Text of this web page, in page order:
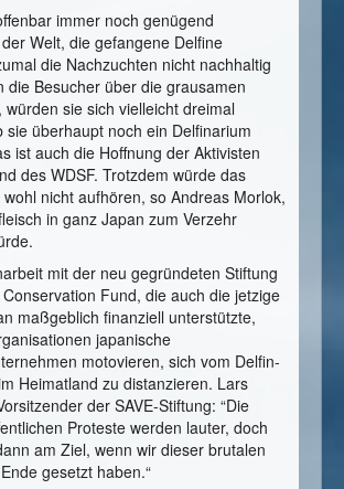
immer noch genügend
Welt, die gefangene Delfine
die Nachzuchten nicht nachhaltig
die Besucher über die grausamen
würden sie sich vielleicht dreimal
sie überhaupt noch ein Delfinarium
ist auch die Hoffnung der Aktivisten
des WDSF. Trotzdem würde das
nicht aufhören, so Andreas Morlok,
in ganz Japan zum Verzehr
mit der neu gegründeten Stiftung
Conservation Fund, die auch die jetzige
maßgeblich finanziell unterstützte,
japanische
motovieren, sich vom Delfin-
Heimatland zu distanzieren. Lars
der SAVE-Stiftung: “Die
Proteste werden lauter, doch
am Ziel, wenn wir dieser brutalen
gesetzt haben.“